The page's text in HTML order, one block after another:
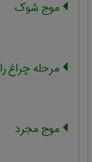
موج شوک
مرحله چراغ
موج مجرد